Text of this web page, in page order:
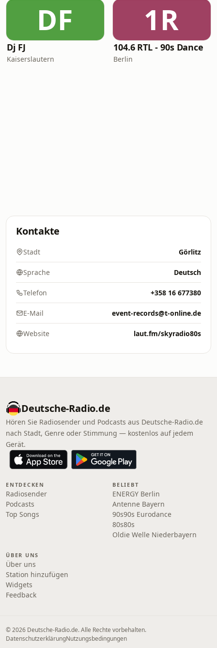
DF
Dj FJ
Kaiserslautern
1R
104.6 RTL - 90s Dance
Berlin
Kontakte
Stadt Görlitz
Sprache Deutsch
Telefon +358 16 677380
E-Mail event-records@t-online.de
Website laut.fm/skyradio80s
Deutsche-Radio.de
Hören Sie Radiosender und Podcasts aus Deutsche-Radio.de
nach Stadt, Genre oder Stimmung — kostenlos auf jedem
Gerät.
ENTDECKEN
Radiosender
Podcasts
Top Songs
BELIEBT
ENERGY Berlin
Antenne Bayern
90s90s Eurodance
80s80s
Oldie Welle Niederbayern
ÜBER UNS
Über uns
Station hinzufügen
Widgets
Feedback
© 2026 Deutsche-Radio.de. Alle Rechte vorbehalten.
DatenschutzerklärungNutzungsbedingungen